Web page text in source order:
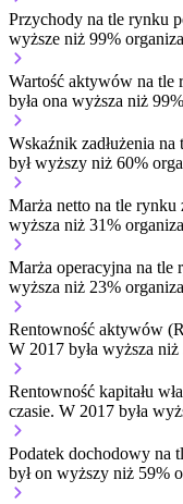
Przychody na tle rynku
wyższe niż 99%
Wartość aktywów na tle
była ona wyższa niż
Wskaźnik zadłużenia na
był wyższy niż 60%
Marża netto na tle rynku
wyższa niż 31%
Marża operacyjna na tle
wyższa niż 23%
Rentowność aktywów
W 2017 była wyższa
Rentowność kapitału
czasie. W 2017 była
Podatek dochodowy na
był on wyższy niż 59%